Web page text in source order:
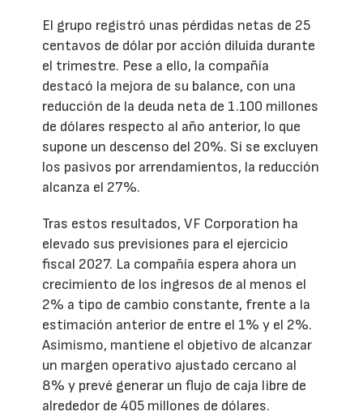
El grupo registró unas pérdidas netas de 25
centavos de dólar por acción diluida durante
el trimestre. Pese a ello, la compañía
destacó la mejora de su balance, con una
reducción de la deuda neta de 1.100 millones
de dólares respecto al año anterior, lo que
supone un descenso del 20%. Si se excluyen
los pasivos por arrendamientos, la reducción
alcanza el 27%.
Tras estos resultados, VF Corporation ha
elevado sus previsiones para el ejercicio
fiscal 2027. La compañía espera ahora un
crecimiento de los ingresos de al menos el
2% a tipo de cambio constante, frente a la
estimación anterior de entre el 1% y el 2%.
Asimismo, mantiene el objetivo de alcanzar
un margen operativo ajustado cercano al
8% y prevé generar un flujo de caja libre de
alrededor de 405 millones de dólares.